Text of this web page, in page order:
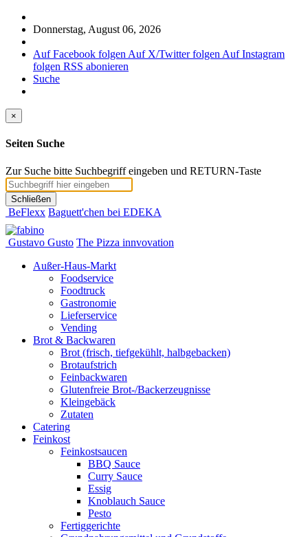
Donnerstag, August 06, 2026
Auf Facebook folgen Auf X/Twitter folgen Auf Instagram
folgen RSS abonieren
Suche
×
Seiten Suche
Zur Suche bitte Suchbegriff eingeben und RETURN-Taste
Schließen
BeFlexx Baguett'chen bei EDEKA
Gustavo Gusto The Pizza innvovation
Außer-Haus-Markt
Foodservice
Foodtruck
Gastronomie
Lieferservice
Vending
Brot & Backwaren
Brot (frisch, tiefgekühlt, halbgebacken)
Brotaufstrich
Feinbackwaren
Glutenfreie Brot-/Backerzeugnisse
Kleingebäck
Zutaten
Catering
Feinkost
Feinkostsaucen
BBQ Sauce
Curry Sauce
Essig
Knoblauch Sauce
Pesto
Fertiggerichte